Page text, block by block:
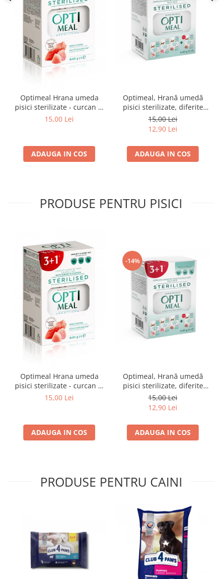
Optimeal Hrana umeda
pisici sterilizate - curcan si
pui in sos, set 3+1,
15,00 Lei
ADAUGA IN COS
Optimeal, Hrană umedă
pisici sterilizate, diferite
arome, (3+1), 0.34kg
15,00 Lei
12,90 Lei
ADAUGA IN COS
PRODUSE PENTRU PISICI
Optimeal Hrana umeda
pisici sterilizate - curcan si
pui in sos, set 3+1,
15,00 Lei
ADAUGA IN COS
-14%
Optimeal, Hrană umedă
pisici sterilizate, diferite
arome, (3+1), 0.34kg
15,00 Lei
12,90 Lei
ADAUGA IN COS
PRODUSE PENTRU CAINI